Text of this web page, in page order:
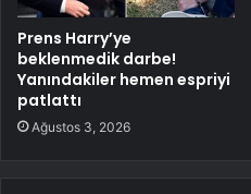
Prens Harry’ye
beklenmedik darbe!
Yanındakiler hemen espriyi
patlattı
Ağustos 3, 2026